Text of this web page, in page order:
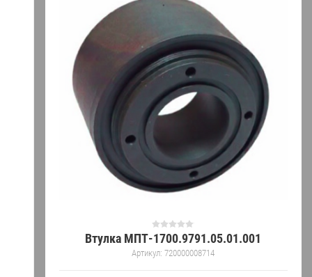
Втулка МПТ-1700.9791.05.01.001
Артикул: 720000008714